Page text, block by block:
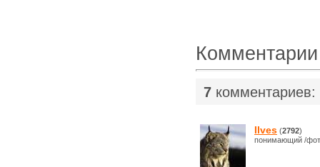
Комментарии
7 комментариев:
Ilves (2792)
понимающий /